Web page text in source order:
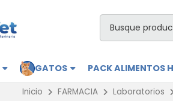
GATOS PACK ALIMENTOS
Inicio FARMACIA Laboratorios